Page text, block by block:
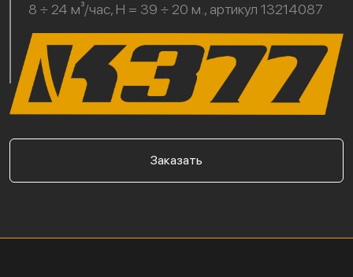
8 ÷ 24 м³/час, H = 39 ÷ 20 м., артикул 13214087
Заказать